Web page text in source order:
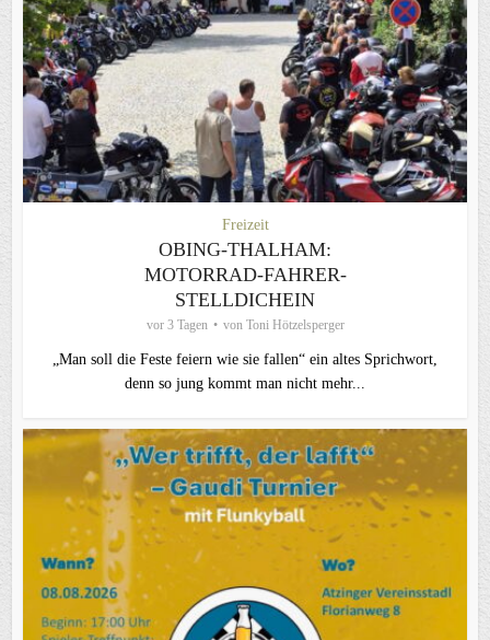
Freizeit
OBING-THALHAM:
MOTORRAD-FAHRER-
STELLDICHEIN
vor 3 Tagen von Toni Hötzelsperger
„Man soll die Feste feiern wie sie fallen“ ein altes Sprichwort,
denn so jung kommt man nicht mehr...